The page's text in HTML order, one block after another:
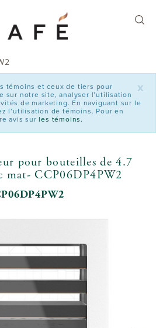
x
témoins et ceux de tiers pour
sur notre site, analyser l’utilisation
de marketing. En naviguant sur le
l’utilisation de témoins. Pour en
avis sur les témoins.
pour bouteilles de 4.7
mat- CCP06DP4PW2